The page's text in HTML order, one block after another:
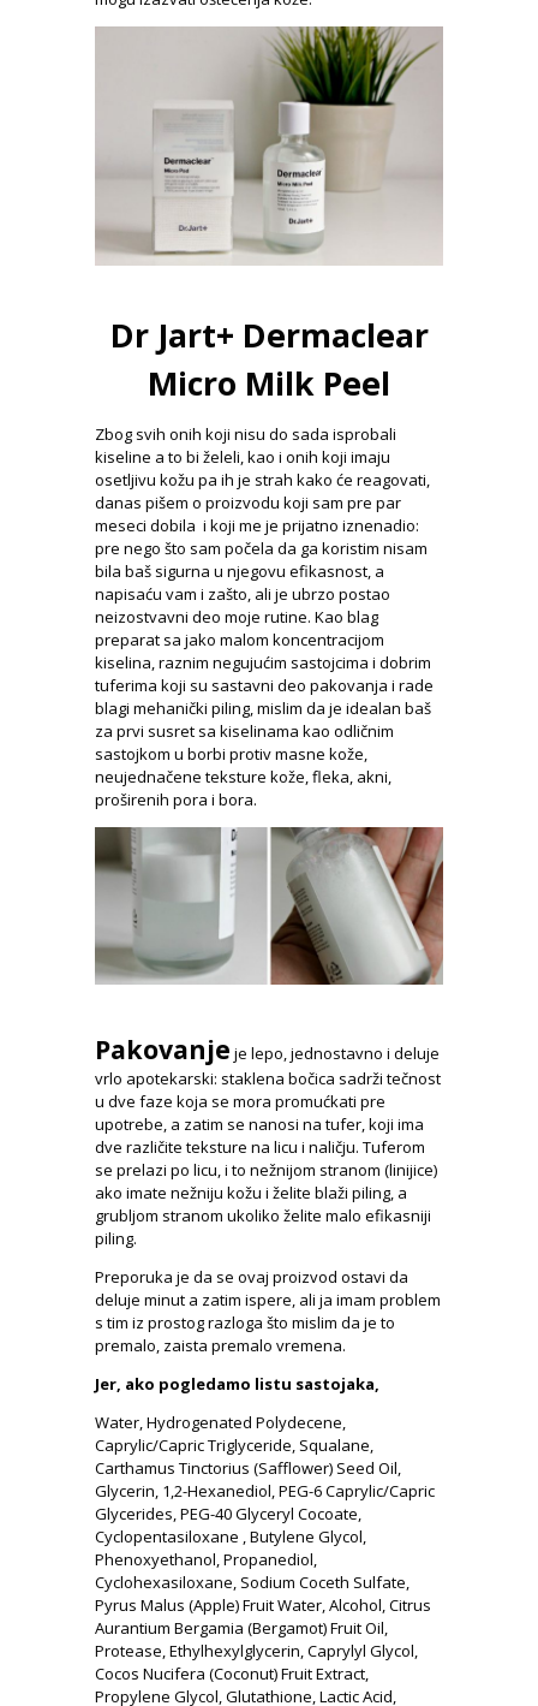
Dr Jart+ Dermaclear
Micro Milk Peel
Zbog svih onih koji nisu do sada isprobali
kiseline a to bi želeli, kao i onih koji imaju
osetljivu kožu pa ih je strah kako će reagovati,
danas pišem o proizvodu koji sam pre par
meseci dobila i koji me je prijatno iznenadio:
pre nego što sam počela da ga koristim nisam
bila baš sigurna u njegovu efikasnost, a
napisaću vam i zašto, ali je ubrzo postao
neizostvavni deo moje rutine. Kao blag
preparat sa jako malom koncentracijom
kiselina, raznim negujućim sastojcima i dobrim
tuferima koji su sastavni deo pakovanja i rade
blagi mehanički piling, mislim da je idealan baš
za prvi susret sa kiselinama kao odličnim
sastojkom u borbi protiv masne kože,
neujednačene teksture kože, fleka, akni,
proširenih pora i bora.
Pakovanje je lepo, jednostavno i deluje
vrlo apotekarski: staklena bočica sadrži tečnost
u dve faze koja se mora promućkati pre
upotrebe, a zatim se nanosi na tufer, koji ima
dve različite teksture na licu i naličju. Tuferom
se prelazi po licu, i to nežnijom stranom (linijice)
ako imate nežniju kožu i želite blaži piling, a
grubljom stranom ukoliko želite malo efikasniji
piling.
Preporuka je da se ovaj proizvod ostavi da
deluje minut a zatim ispere, ali ja imam problem
s tim iz prostog razloga što mislim da je to
premalo, zaista premalo vremena.
Jer, ako pogledamo listu sastojaka,
Water, Hydrogenated Polydecene,
Caprylic/Capric Triglyceride, Squalane,
Carthamus Tinctorius (Safflower) Seed Oil,
Glycerin, 1,2-Hexanediol, PEG-6 Caprylic/Capric
Glycerides, PEG-40 Glyceryl Cocoate,
Cyclopentasiloxane , Butylene Glycol,
Phenoxyethanol, Propanediol,
Cyclohexasiloxane, Sodium Coceth Sulfate,
Pyrus Malus (Apple) Fruit Water, Alcohol, Citrus
Aurantium Bergamia (Bergamot) Fruit Oil,
Protease, Ethylhexylglycerin, Caprylyl Glycol,
Cocos Nucifera (Coconut) Fruit Extract,
Propylene Glycol, Glutathione, Lactic Acid,